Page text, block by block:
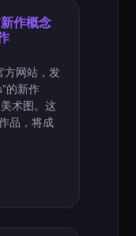
作概念
方网站，发
的新作
术图。这
品，将成